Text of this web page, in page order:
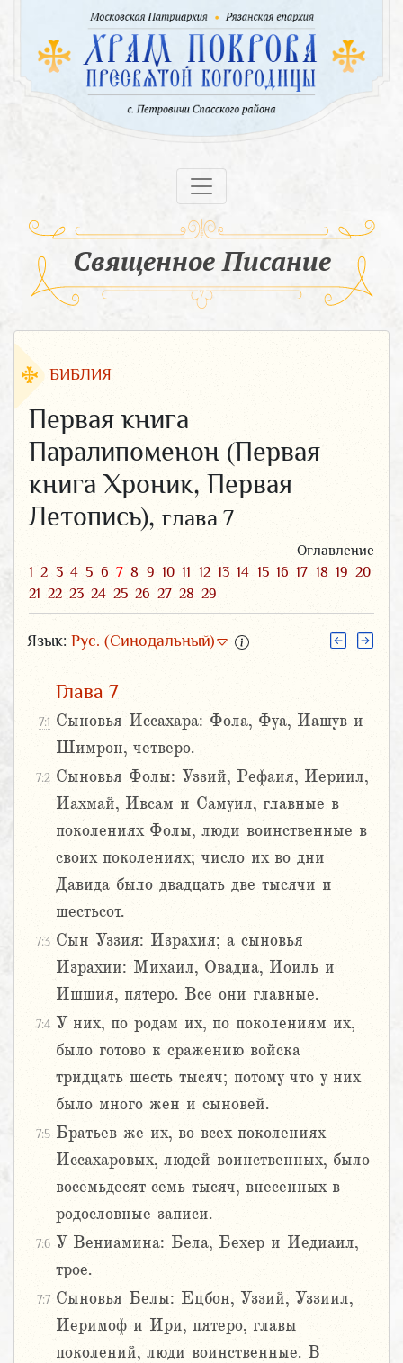
Священное Писание
БИБЛИЯ
Первая книга
Паралипоменон (Первая
книга Хроник, Первая
Летопись), глава 7
Оглавление
1 2 3 4 5 6 7 8 9 10 11 12 13 14 15 16 17 18 19 20
21 22 23 24 25 26 27 28 29
Язык: Рус. (Синодальный)
Глава 7
7:1 Сыновья Иссахара: Фола, Фуа, Иашув и
Шимрон, четверо.
7:2 Сыновья Фолы: Уззий, Рефаия, Иериил,
Иахмай, Ивсам и Самуил, главные в
поколениях Фолы, люди воинственные в
своих поколениях; число их во дни
Давида было двадцать две тысячи и
шестьсот.
7:3 Сын Уззия: Израхия; а сыновья
Израхии: Михаил, Овадиа, Иоиль и
Ишшия, пятеро. Все они главные.
7:4 У них, по родам их, по поколениям их,
было готово к сражению войска
тридцать шесть тысяч; потому что у них
было много жен и сыновей.
7:5 Братьев же их, во всех поколениях
Иссахаровых, людей воинственных, было
восемьдесят семь тысяч, внесенных в
родословные записи.
7:6 У Вениамина: Бела, Бехер и Иедиаил,
трое.
7:7 Сыновья Белы: Ецбон, Уззий, Уззиил,
Иеримоф и Ири, пятеро, главы
поколений, люди воинственные. В